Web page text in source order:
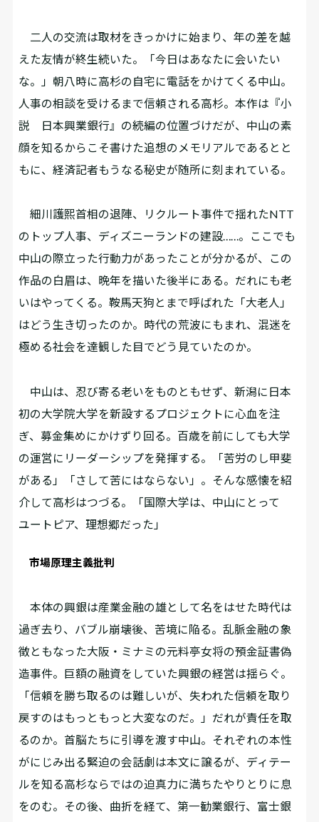
二人の交流は取材をきっかけに始まり、年の差を越
えた友情が終生続いた。「今日はあなたに会いたい
な。」朝八時に高杉の自宅に電話をかけてくる中山。
人事の相談を受けるまで信頼される高杉。本作は『小
説 日本興業銀行』の続編の位置づけだが、中山の素
顔を知るからこそ書けた追想のメモリアルであるとと
もに、経済記者もうなる秘史が随所に刻まれている。
細川護熙首相の退陣、リクルート事件で揺れたNTT
のトップ人事、ディズニーランドの建設……。ここでも
中山の際立った行動力があったことが分かるが、この
作品の白眉は、晩年を描いた後半にある。だれにも老
いはやってくる。鞍馬天狗とまで呼ばれた「大老人」
はどう生き切ったのか。時代の荒波にもまれ、混迷を
極める社会を達観した目でどう見ていたのか。
中山は、忍び寄る老いをものともせず、新潟に日本
初の大学院大学を新設するプロジェクトに心血を注
ぎ、募金集めにかけずり回る。百歳を前にしても大学
の運営にリーダーシップを発揮する。「苦労のし甲斐
がある」「さして苦にはならない」。そんな感懐を紹
介して高杉はつづる。「国際大学は、中山にとって
ユートピア、理想郷だった」
市場原理主義批判
本体の興銀は産業金融の雄として名をはせた時代は
過ぎ去り、バブル崩壊後、苦境に陥る。乱脈金融の象
徴ともなった大阪・ミナミの元料亭女将の預金証書偽
造事件。巨額の融資をしていた興銀の経営は揺らぐ。
「信頼を勝ち取るのは難しいが、失われた信頼を取り
戻すのはもっともっと大変なのだ。」だれが責任を取
るのか。首脳たちに引導を渡す中山。それぞれの本性
がにじみ出る緊迫の会話劇は本文に譲るが、ディテー
ルを知る高杉ならではの迫真力に満ちたやりとりに息
をのむ。その後、曲折を経て、第一勧業銀行、富士銀